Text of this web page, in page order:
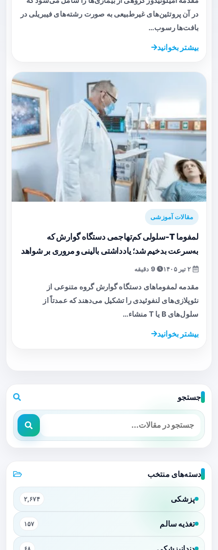
در آن پروتئین‌های غیرطبیعی به صورت رشته‌های فیبریلی در
بافت‌ها رسوب…
بیشتر بخوانید
مقالات آموزشی
لمفوما T-سلولی کم‌تهاجمی دستگاه گوارش که
به‌سرعت بدخیم شد؛ یادداشتی بالینی و مروری بر شواهد
9 دقیقه
مقدمه لمفوماهای دستگاه گوارش گروه متنوعی از
نئوپلازی‌های لنفوئیدی را تشکیل می‌دهند که عمدتاً از
سلول‌های B یا T منشاء…
بیشتر بخوانید
جستجو
دسته‌های منتخب
پزشکی ۲,۶۷۴
تغذیه سالم ۱۵۷